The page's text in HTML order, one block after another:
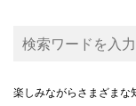
楽しみながらさまざまな